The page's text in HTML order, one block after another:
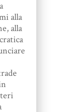
alla
alla